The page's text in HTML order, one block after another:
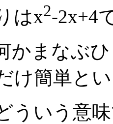
はx2-2x+4
かまなぶ
け簡単と
ういう意